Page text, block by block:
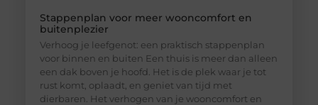
Stappenplan voor meer wooncomfort en
buitenplezier
Verhoog je leefgenot: een praktisch stappenplan
voor binnen en buiten Een thuis is meer dan alleen
een dak boven je hoofd. Het is de plek waar je tot
rust komt, oplaadt, en geniet van tijd met
dierbaren. Het verhogen van je wooncomfort en